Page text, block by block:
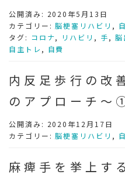
公開済み: 2020年5月13日
カテゴリー:脳梗塞リハビリ ,
タグ: コロナ, リハビリ , 手, 脳
自主トレ , 自費
内反足歩行の改
のアプローチ～
公開済み: 2020年12月17日
カテゴリー:脳梗塞リハビリ ,
麻痺手を挙上す